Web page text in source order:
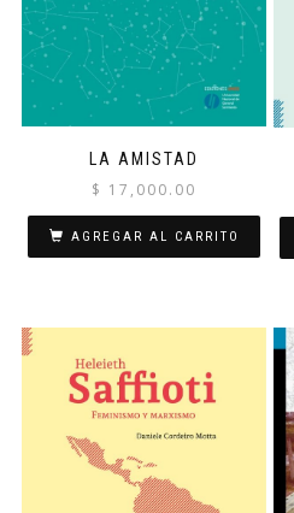
LA AMISTAD
$ 17,000.00
AGREGAR AL CARRITO